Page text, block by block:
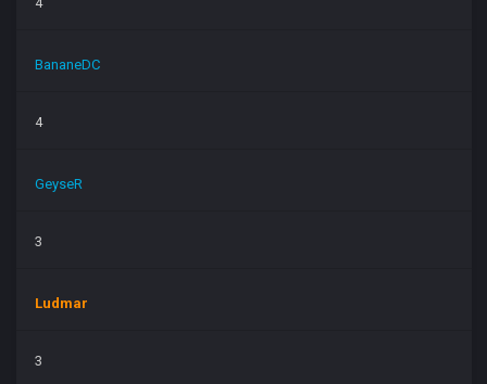
BananeDC
4
GeyseR
3
Ludmar
3